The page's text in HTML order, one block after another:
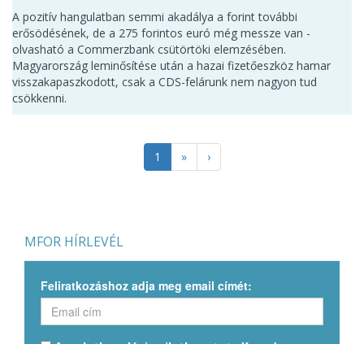
A pozitív hangulatban semmi akadálya a forint további
erősödésének, de a 275 forintos euró még messze van -
olvasható a Commerzbank csütörtöki elemzésében.
Magyarország leminősítése után a hazai fizetőeszköz hamar
visszakapaszkodott, csak a CDS-felárunk nem nagyon tud
csökkenni.
1 » ›
MFOR HÍRLEVÉL
Feliratkozáshoz adja meg email címét: